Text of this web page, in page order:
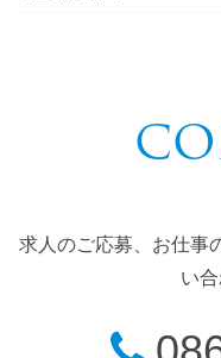
求人のご応募、お仕事
い